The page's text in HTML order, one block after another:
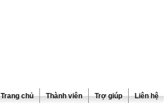
Trang chủ Thành viên Trợ giúp Liên hệ